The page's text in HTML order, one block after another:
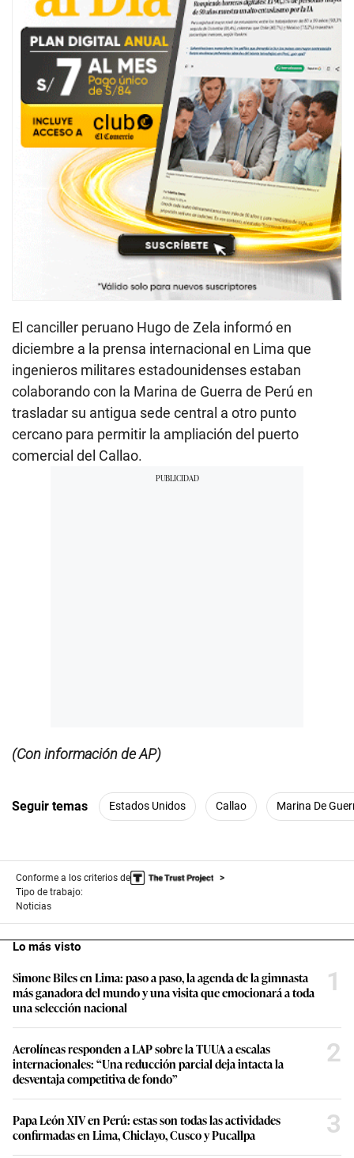
El canciller peruano Hugo de Zela informó en
diciembre a la prensa internacional en Lima que
ingenieros militares estadounidenses estaban
colaborando con la Marina de Guerra de Perú en
trasladar su antigua sede central a otro punto
cercano para permitir la ampliación del puerto
comercial del Callao.
(Con información de AP)
Seguir temas Estados Unidos Callao Marina De
Conforme a los criterios de
Tipo de trabajo:
Noticias
Lo más visto
Simone Biles en Lima: paso a paso, la agenda de la gimnasta
más ganadora del mundo y una visita que emocionará a toda
una selección nacional
1
Aerolíneas responden a LAP sobre la TUUA a escalas
internacionales: “Una reducción parcial deja intacta la
desventaja competitiva de fondo”
2
Papa León XIV en Perú: estas son todas las actividades
confirmadas en Lima, Chiclayo, Cusco y Pucallpa
3